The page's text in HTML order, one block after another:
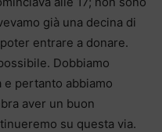
già una decina di
entrare a donare.
Dobbiamo
pertanto abbiamo
aver un buon
su questa via.